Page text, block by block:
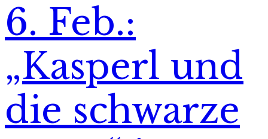
6. Feb.:
„Kasperl und
die schwarze